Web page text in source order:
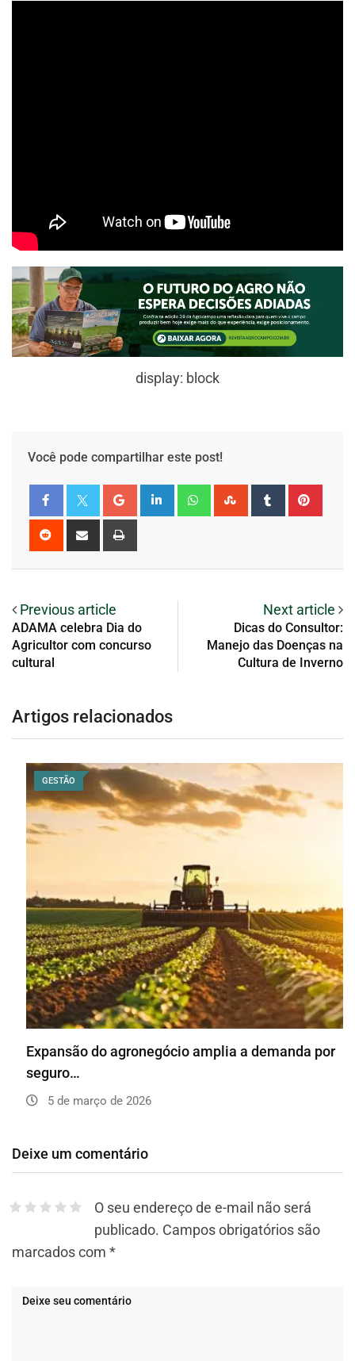
display: block
Você pode compartilhar este post!
Previous article
ADAMA celebra Dia do
Agricultor com concurso
cultural
Next article
Dicas do Consultor:
Manejo das Doenças na
Cultura de Inverno
Artigos relacionados
GESTÃO
Expansão do agronegócio amplia a demanda por
seguro…
5 de março de 2026
Deixe um comentário
O seu endereço de e-mail não será
publicado. Campos obrigatórios são
marcados com *